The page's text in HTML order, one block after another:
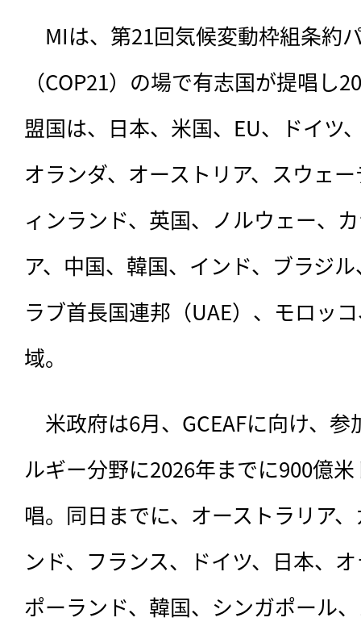
MIは、第21回気候変動枠組条約
（COP21）の場で有志国が提唱し
盟国は、日本、米国、EU、ドイツ
オランダ、オーストリア、スウェ
ィンランド、英国、ノルウェー、
ア、中国、韓国、インド、ブラジ
ラブ首長国連邦（UAE）、モロッ
域。
米政府は6月、GCEAFに向け、
ルギー分野に2026年までに900億
唱。同日までに、オーストラリア
ンド、フランス、ドイツ、日本、
ポーランド、韓国、シンガポール